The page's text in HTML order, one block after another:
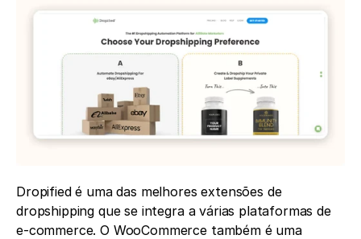
Dropified é uma das melhores extensões de
dropshipping que se integra a várias plataformas de
e-commerce. O WooCommerce também é uma